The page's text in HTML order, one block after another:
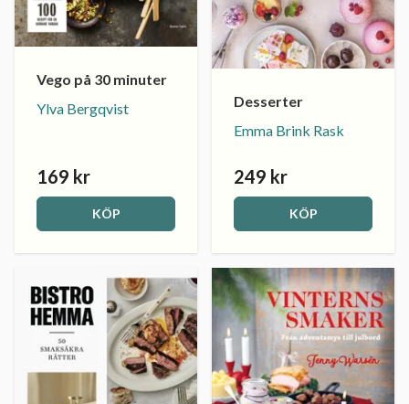
Vego på 30 minuter
Ylva Bergqvist
169 kr
KÖP
Desserter
Emma Brink Rask
249 kr
KÖP